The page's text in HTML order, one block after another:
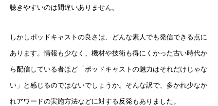
聴きやすいのは間違いありません。
しかしポッドキャストの良さは、どんな素人でも発信できる点に
あります。情報も少なく、機材や技術も得にくかった古い時代か
ら配信している者ほど「ポッドキャストの魅力はそれだけじゃな
い」と感じるのではないでしょうか。そんな訳で、多かれ少なか
れアワードの実施方法などに対する反発もありました。